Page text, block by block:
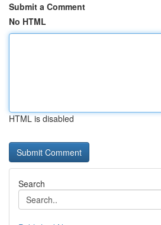
Submit a Comment
No HTML
HTML is disabled
Search